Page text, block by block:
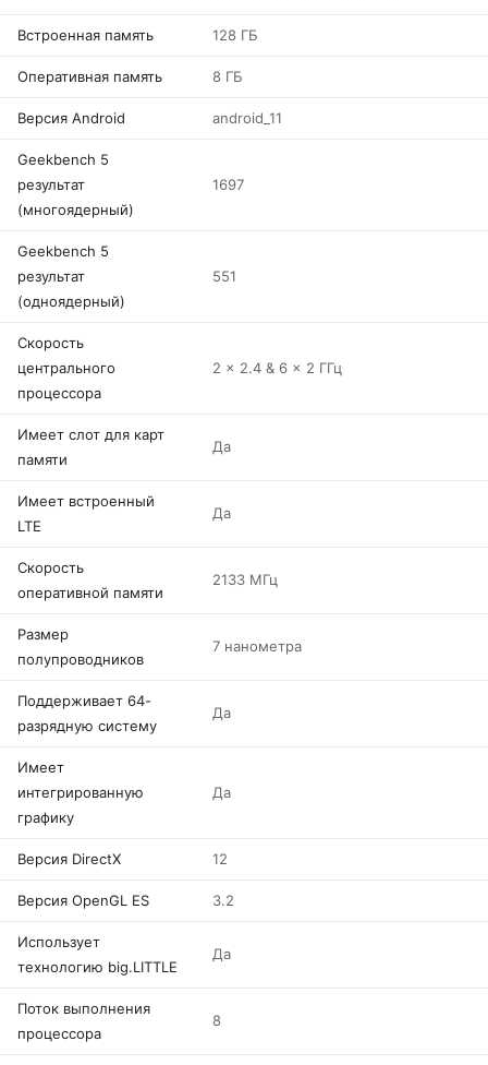
Встроенная память 128 ГБ
Оперативная память 8 ГБ
Версия Android android_11
Geekbench 5
результат
(многоядерный)
1697
Geekbench 5
результат
(одноядерный)
551
Скорость
центрального
процессора
2 x 2.4 & 6 x 2 ГГц
Имеет слот для карт
памяти
Да
Имеет встроенный
LTE
Да
Скорость
оперативной памяти
2133 МГц
Размер
полупроводников
7 нанометра
Поддерживает 64-
разрядную систему
Да
Имеет
интегрированную
графику
Да
Версия DirectX 12
Версия OpenGL ES 3.2
Использует
технологию big.LITTLE
Да
Поток выполнения
процессора
8